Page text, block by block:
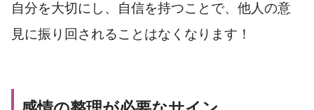
自分を大切にし、自信を持つことで、他人の意
見に振り回されることはなくなります！